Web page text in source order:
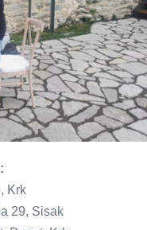
Krk
29, Sisak